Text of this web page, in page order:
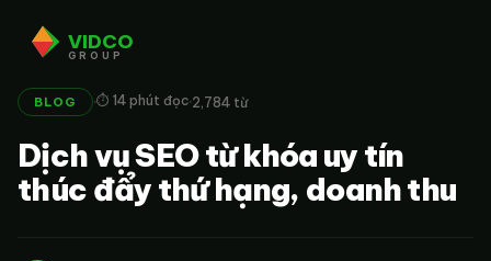
VIDCO
GROUP
BLOG ·⏱ 14 phút đọc·2,784 từ
Dịch vụ SEO từ khóa uy tín
thúc đẩy thứ hạng, doanh thu